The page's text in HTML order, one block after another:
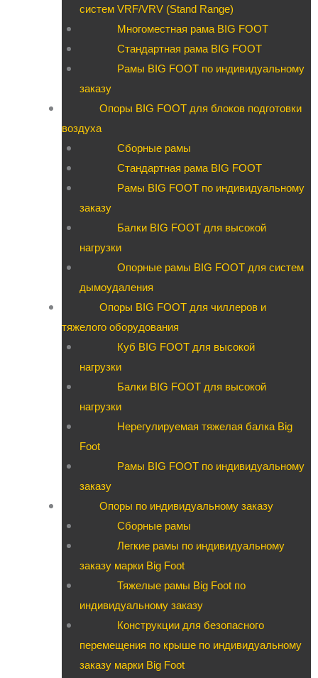
систем VRF/VRV (Stand Range)
Многоместная рама BIG FOOT
Стандартная рама BIG FOOT
Рамы BIG FOOT по индивидуальному
заказу
Опоры BIG FOOT для блоков подготовки
воздуха
Сборные рамы
Стандартная рама BIG FOOT
Рамы BIG FOOT по индивидуальному
заказу
Балки BIG FOOT для высокой
нагрузки
Опорные рамы BIG FOOT для систем
дымоудаления
Опоры BIG FOOT для чиллеров и
тяжелого оборудования
Куб BIG FOOT для высокой
нагрузки
Балки BIG FOOT для высокой
нагрузки
Нерегулируемая тяжелая балка Big
Foot
Рамы BIG FOOT по индивидуальному
заказу
Опоры по индивидуальному заказу
Сборные рамы
Легкие рамы по индивидуальному
заказу марки Big Foot
Тяжелые рамы Big Foot по
индивидуальному заказу
Конструкции для безопасного
перемещения по крыше по индивидуальному
заказу марки Big Foot